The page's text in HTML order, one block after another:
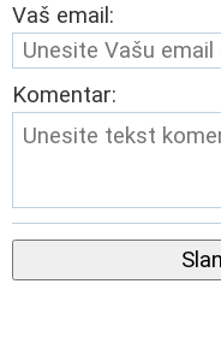
Vaš email:
Komentar: